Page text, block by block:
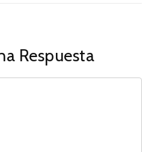
Respuesta